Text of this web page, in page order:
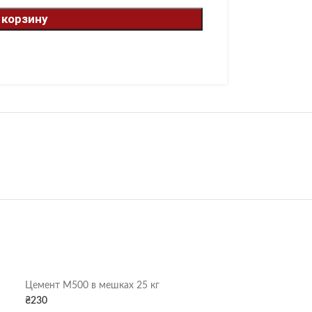
Цемент М500 в мешках 25 кг
₴230